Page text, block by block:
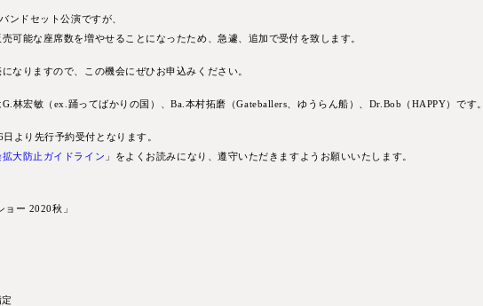
ンドセット公演ですが、
可能な座席数を増やせることになったため、急遽、追加で受付を致します。
なりますので、この機会にぜひお申込みください。
林宏敏（ex.踊ってばかりの国）、Ba.本村拓磨（Gateballers、ゆうらん船）、Dr.Bob（HAPPY）です。
より先行予約受付となります。
拡大防止ガイドライン 」をよくお読みになり、遵守いただきますようお願いいたします。
ョー 2020秋」